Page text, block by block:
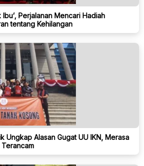
Perjalanan Mencari Hadiah
tentang Kehilangan
Ungkap Alasan Gugat UU IKN, Merasa